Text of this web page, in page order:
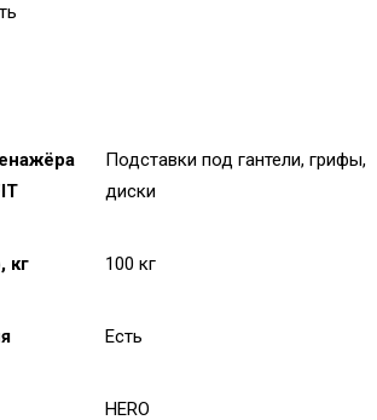
Подставки под гантели, грифы,
диски
кг 100 кг
Есть
HERO